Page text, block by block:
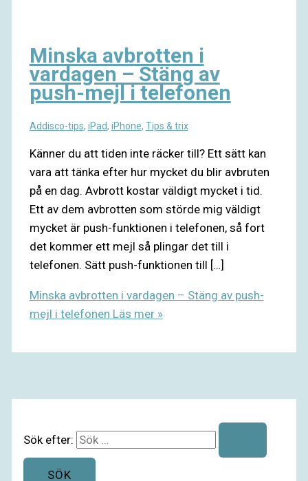
Minska avbrotten i
vardagen – Stäng av
push-mejl i telefonen
Addisco-tips, iPad, iPhone, Tips & trix
Känner du att tiden inte räcker till? Ett sätt kan
vara att tänka efter hur mycket du blir avbruten
på en dag. Avbrott kostar väldigt mycket i tid.
Ett av dem avbrotten som störde mig väldigt
mycket är push-funktionen i telefonen, så fort
det kommer ett mejl så plingar det till i
telefonen. Sätt push-funktionen till […]
Minska avbrotten i vardagen – Stäng av push-
mejl i telefonen Läs mer »
Sök efter: